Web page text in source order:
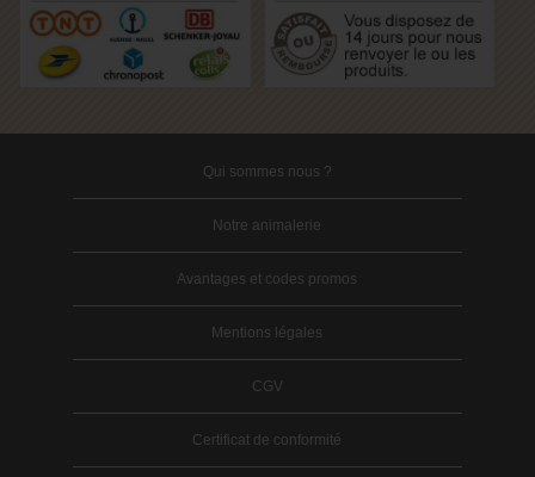
Qui sommes nous ?
Notre animalerie
Avantages et codes promos
Mentions légales
CGV
Certificat de conformité